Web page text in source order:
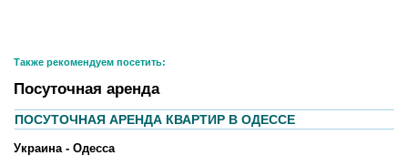
Также рекомендуем посетить:
Посуточная аренда
ПОСУТОЧНАЯ АРЕНДА КВАРТИР В ОДЕССЕ
Украина - Одесса